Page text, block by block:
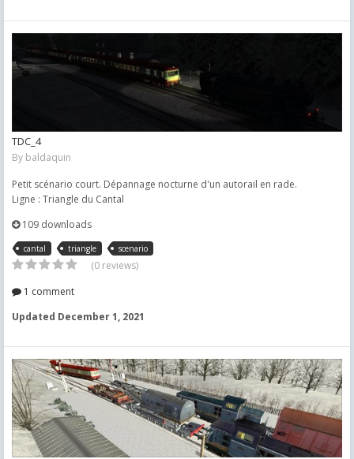
TDC_4
By baldaquin
Petit scénario court. Dépannage nocturne d'un autorail en rade.
Ligne : Triangle du Cantal
109 downloads
cantal triangle scenario
(0 reviews)
1 comment
Updated December 1, 2021